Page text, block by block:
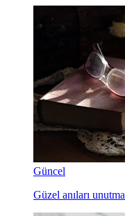
Güncel
Güzel anıları